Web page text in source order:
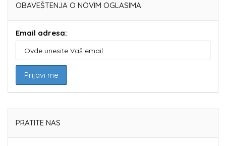
OBAVEŠTENJA O NOVIM OGLASIMA
Email adresa:
PRATITE NAS